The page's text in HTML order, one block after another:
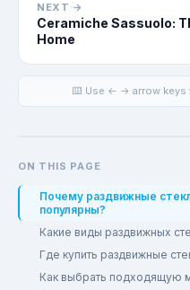
NEXT →
Ceramiche Sassuolo:
Home
⌨️ Use ← → arrow keys
ON THIS PAGE
Почему раздвижные
популярны?
Какие виды раздвижных
Где купить раздвижные
Как выбрать подходящую